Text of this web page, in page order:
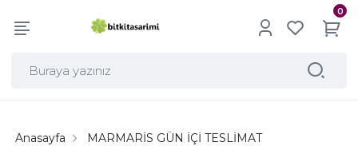
0
Anasayfa
MARMARİS GÜN İÇİ TESLİMAT